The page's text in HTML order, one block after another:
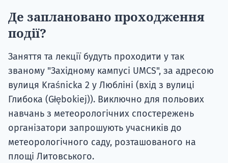
Де заплановано проходження
події?
Заняття та лекції будуть проходити у так
званому "Західному кампусі UMCS", за адресою
вулиця Kraśnicka 2 у Любліні (вхід з вулиці
Глибока (Głębokiej)). Виключно для польових
навчань з метеорологічних спостережень
організатори запрошують учасників до
метеорологічного саду, розташованого на
площі Литовського.